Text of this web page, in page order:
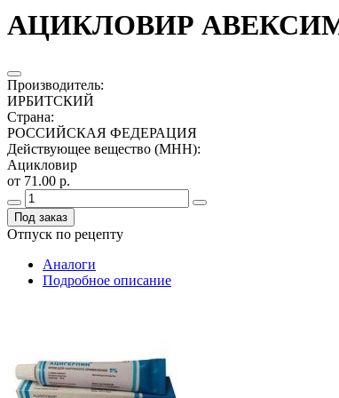
АЦИКЛОВИР
Производитель:
ИРБИТСКИЙ
Страна:
РОССИЙСКАЯ ФЕДЕРАЦИЯ
Действующее вещество (МНН):
Ацикловир
от 71.00 р.
Под заказ
Отпуск по рецепту
Аналоги
Подробное описание